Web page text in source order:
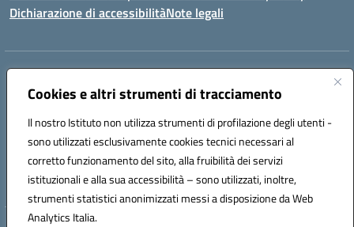
Cookies e altri strumenti di tracciamento
Il nostro Istituto non utilizza strumenti di profilazione degli utenti -
sono utilizzati esclusivamente cookies tecnici necessari al
corretto funzionamento del sito, alla fruibilità dei servizi
istituzionali e alla sua accessibilità – sono utilizzati, inoltre,
strumenti statistici anonimizzati messi a disposizione da Web
Analytics Italia.
Dichiarazione di accessibilitàNote legali
Indirizzo:
Centralino:0923993485 Email:tpic84500v@istruzione.it
Codice fiscale: 91039050819
Codice meccanografico:
tpic84500v
Codice unico di fatturazione (CUF): JZDXRK